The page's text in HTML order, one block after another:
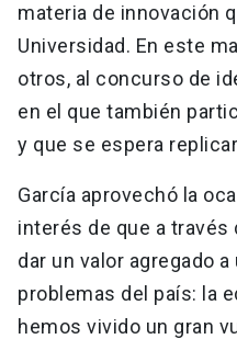
materia de innovación
Universidad. En este
otros, al concurso de
en el que también
y que se espera
García aprovechó la
interés de que a través
dar un valor agregado
problemas del país: la
hemos vivido un gran